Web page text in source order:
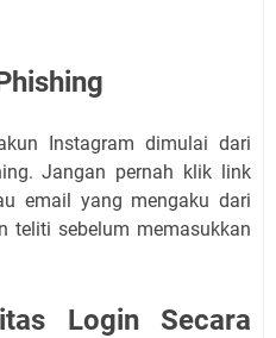
Instagram dimulai dari
Jangan pernah klik link
email yang mengaku dari
teliti sebelum memasukkan
Login Secara